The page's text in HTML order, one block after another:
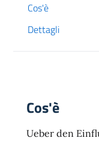
Cos'è
Dettagli
Cos'è
Ueber den